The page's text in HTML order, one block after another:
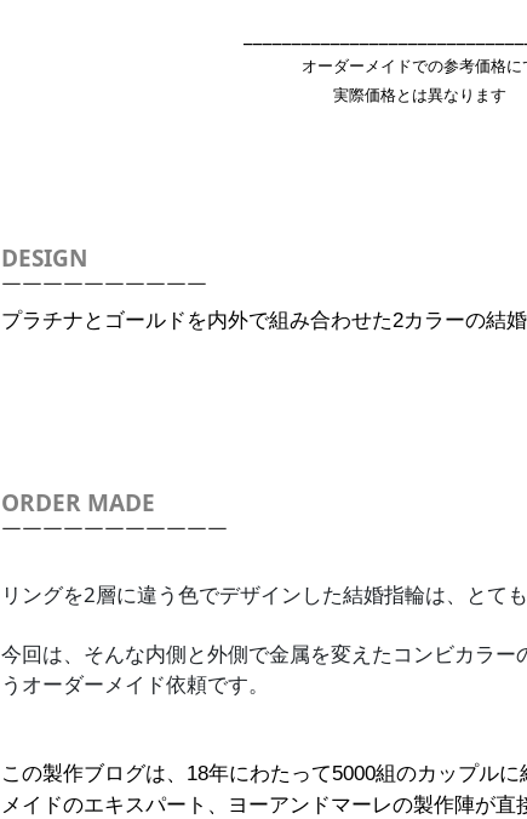
オーダーメイドでの参考価格に
実際価格とは異なります
DESIGN
￣￣￣￣￣￣￣￣￣￣
プラチナとゴールドを内外で組み合わせた2カラーの結
ORDER MADE
￣￣￣￣￣￣￣￣￣￣￣
リングを2層に違う色でデザインした結婚指輪は、とて
今回は、そんな内側と外側で金属を変えたコンビカラ
うオーダーメイド依頼です。
この製作ブログは、18年にわたって5000組のカップルに
メイドのエキスパート、
ヨーアンドマーレの製作陣が直